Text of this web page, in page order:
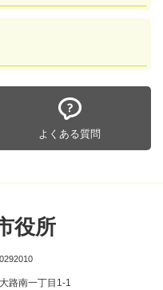
よくある質問
役所
路南一丁目1-1